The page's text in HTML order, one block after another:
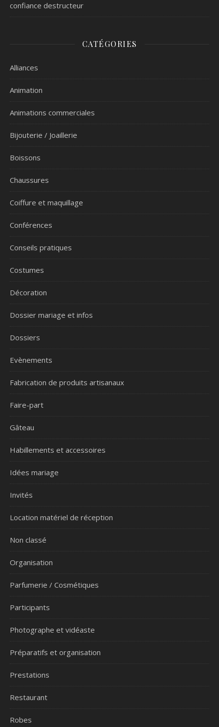
confiance destructeur
CATÉGORIES
Alliances
Animation
Animations commerciales
Bijouterie / Joaillerie
Boissons
Chaussures
Coiffure et maquillage
Conférences
Conseils pratiques
Costumes
Décoration
Dossier mariage et infos
Dossiers
Evènements
Fabrication de produits artisanaux
Faire-part
Gâteau
Habillements et accessoires
Idées mariage
Invités
Location matériel de réception
Non classé
Organisation
Parfumerie / Cosmétiques
Participants
Photographe et vidéaste
Préparatifs et organisation
Prestations
Restaurant
Robes